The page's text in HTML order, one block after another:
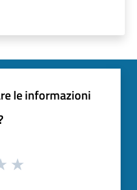
le informazioni